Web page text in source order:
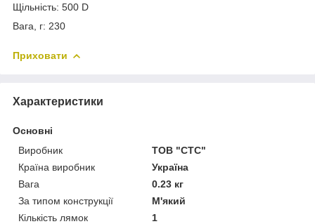
Щільність: 500 D
Вага, г: 230
Приховати
Характеристики
Основні
Виробник
ТОВ "СТС"
Країна виробник
Україна
Вага
0.23 кг
За типом конструкції
М'який
Кількість лямок
1